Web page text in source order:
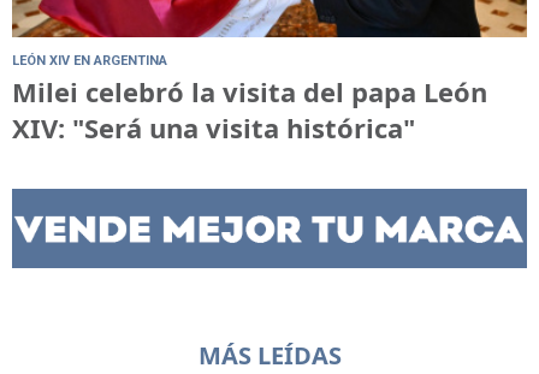
LEÓN XIV EN ARGENTINA
Milei celebró la visita del papa León
XIV: "Será una visita histórica"
MÁS LEÍDAS